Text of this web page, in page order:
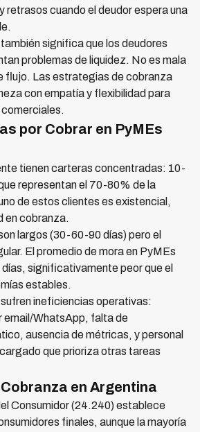
retrasos cuando el deudor espera una
significa que los deudores
problemas de liquidez. No es mala
flujo. Las estrategias de cobranza
con empatía y flexibilidad para
por Cobrar en PyMEs
tienen carteras concentradas: 10-
representan el 70-80% de la
de estos clientes es existencial,
en cobranza.
largos (30-60-90 días) pero el
El promedio de mora en PyMEs
significativamente peor que el
estables.
ineficiencias operativas:
email/WhatsApp, falta de
ausencia de métricas, y personal
que prioriza otras tareas
en Argentina
Consumidor (24.240) establece
finales, aunque la mayoría